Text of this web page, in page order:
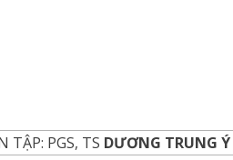
TẬP: PGS, TS DƯƠNG TRUNG Ý